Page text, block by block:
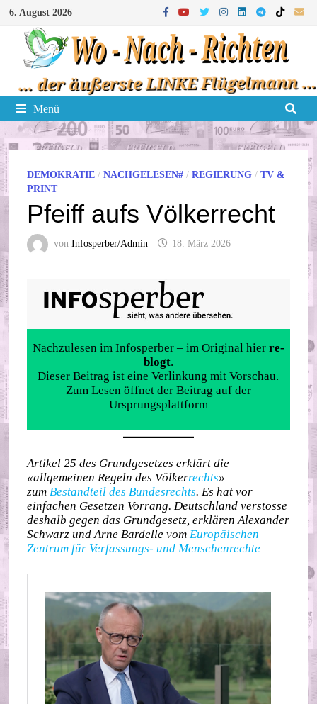
Zum
Inhalt
springen
6. August 2026
Menü
DEMOKRATIE /NACHGELESEN# /REGIERUNG /TV &
PRINT
Pfeiff aufs Völkerrecht
vonInfosperber/Admin 18. März 2026
Nachzulesen im Infosperber – im Original hier re-
blogt.
Dieser Beitrag ist eine Verlinkung mit Vorschau.
Zum Lesen öffnet der Beitrag auf der
Ursprungsplattform
Artikel 25 des Grundgesetzes erklärt die
«allgemeinen Regeln des Völkerrechts»
zumBestandteil des Bundesrechts. Es hat vor
einfachen Gesetzen Vorrang. Deutschland verstosse
deshalb gegen das Grundgesetz, erklären Alexander
Schwarz und Arne Bardelle vomEuropäischen
Zentrum für Verfassungs- und Menschenrechte